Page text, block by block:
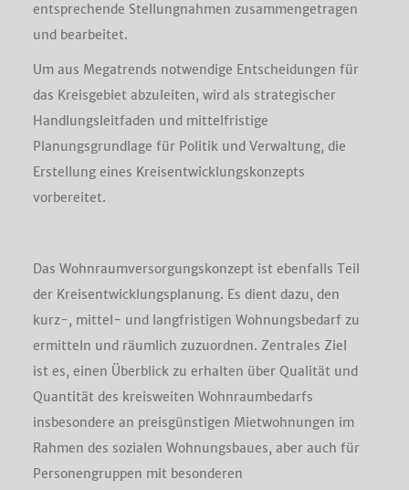
entsprechende Stellungnahmen zusammengetragen
und bearbeitet.
Um aus Megatrends notwendige Entscheidungen für
das Kreisgebiet abzuleiten, wird als strategischer
Handlungsleitfaden und mittelfristige
Planungsgrundlage für Politik und Verwaltung, die
Erstellung eines Kreisentwicklungskonzepts
vorbereitet.
Das Wohnraumversorgungskonzept ist ebenfalls Teil
der Kreisentwicklungsplanung. Es dient dazu, den
kurz-, mittel- und langfristigen Wohnungsbedarf zu
ermitteln und räumlich zuzuordnen. Zentrales Ziel
ist es, einen Überblick zu erhalten über Qualität und
Quantität des kreisweiten Wohnraumbedarfs
insbesondere an preisgünstigen Mietwohnungen im
Rahmen des sozialen Wohnungsbaues, aber auch für
Personengruppen mit besonderen